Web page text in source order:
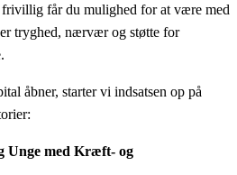
frivillig får du mulighed for at være med
tryghed, nærvær og støtte for
åbner, starter vi indsatsen op på
Unge med Kræft- og